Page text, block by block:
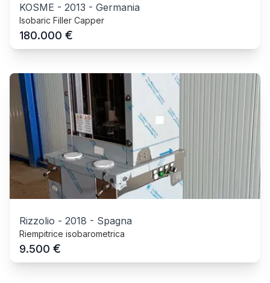
KOSME - 2013 - Germania
Isobaric Filler Capper
180.000 €
Rizzolio - 2018 - Spagna
Riempitrice isobarometrica
9.500 €